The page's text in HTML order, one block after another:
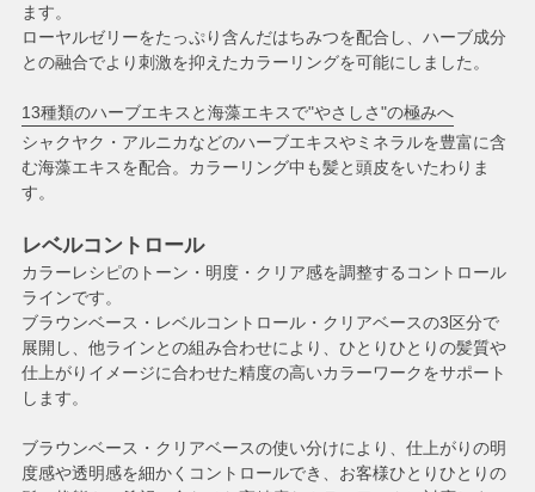
ます。
ローヤルゼリーをたっぷり含んだはちみつを配合し、ハーブ成分
との融合でより刺激を抑えたカラーリングを可能にしました。
13種類のハーブエキスと海藻エキスで"やさしさ"の極みへ
シャクヤク・アルニカなどのハーブエキスやミネラルを豊富に含
む海藻エキスを配合。カラーリング中も髪と頭皮をいたわりま
す。
レベルコントロール
カラーレシピのトーン・明度・クリア感を調整するコントロール
ラインです。
ブラウンベース・レベルコントロール・クリアベースの3区分で
展開し、他ラインとの組み合わせにより、ひとりひとりの髪質や
仕上がりイメージに合わせた精度の高いカラーワークをサポート
します。
ブラウンベース・クリアベースの使い分けにより、仕上がりの明
度感や透明感を細かくコントロールでき、お客様ひとりひとりの